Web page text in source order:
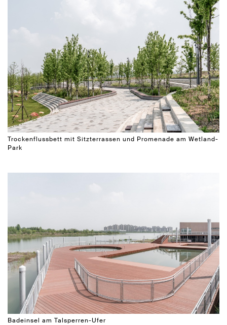
Trockenflussbett mit Sitzterrassen und Promenade am Wetland-
Park
Badeinsel am Talsperren-Ufer